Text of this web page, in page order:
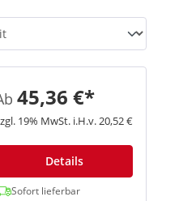
45,36 €*
19% MwSt. i.H.v. 20,52 €
Details
Sofort lieferbar